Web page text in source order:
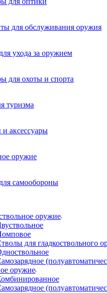
для обслуживания оружия
ухода за оружием
для охоты и спорта
туризма
аксессуары
оружие
самообороны
оружие
для гладкоствольного
оружие